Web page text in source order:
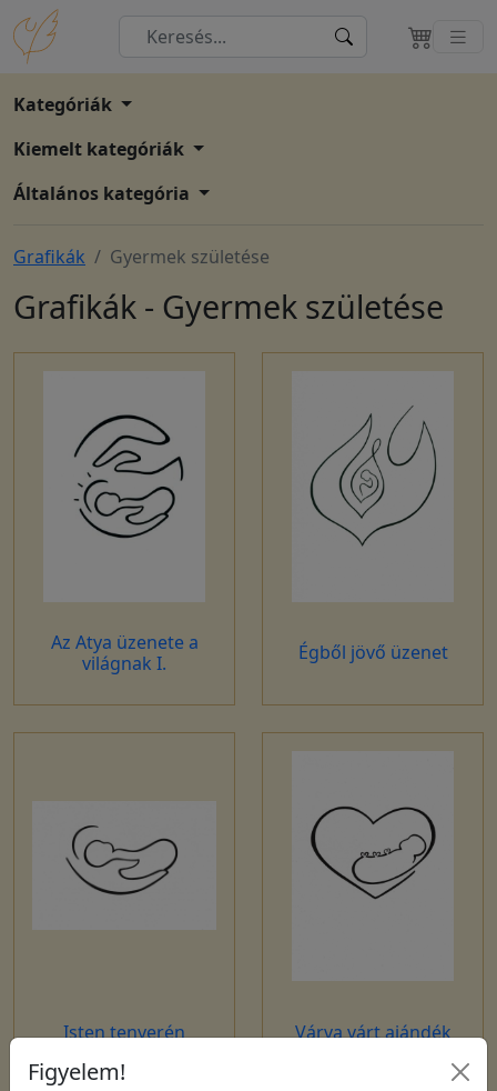
Kategóriák
Kiemelt kategóriák
Általános kategória
Grafikák Gyermek születése
Grafikák - Gyermek születése
Az Atya üzenete a
világnak I.
Égből jövő üzenet
Isten tenyerén Várva várt ajándék
Figyelem!